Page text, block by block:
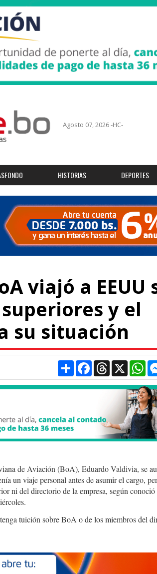
Agosto 07, 2026 -HC-
HISTORIAS DEPORTES
viajó a EEUU
y el
su situación
CompartirFacebookThreads
X
de Aviación (BoA), Eduardo Valdivia, se
un viaje personal antes de asumir el cargo,
ni del directorio de la empresa, según conoció
tuición sobre BoA o de los miembros del